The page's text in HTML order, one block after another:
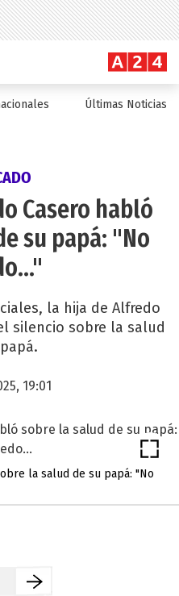
Últimas Noticias
Casero habló
su papá: "No
la hija de Alfredo
silencio sobre la salud
19:01
la salud de su papá: "No